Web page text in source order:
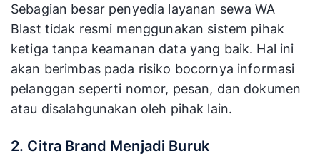
Sebagian besar penyedia layanan sewa WA
Blast tidak resmi menggunakan sistem pihak
ketiga tanpa keamanan data yang baik. Hal ini
akan berimbas pada risiko bocornya informasi
pelanggan seperti nomor, pesan, dan dokumen
atau disalahgunakan oleh pihak lain.
2. Citra Brand Menjadi Buruk